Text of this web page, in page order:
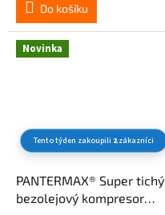
Do košíku
Novinka
Tento týden zakoupili 2zákazníci
PANTERMAX® Super tichý
bezolejový kompresor